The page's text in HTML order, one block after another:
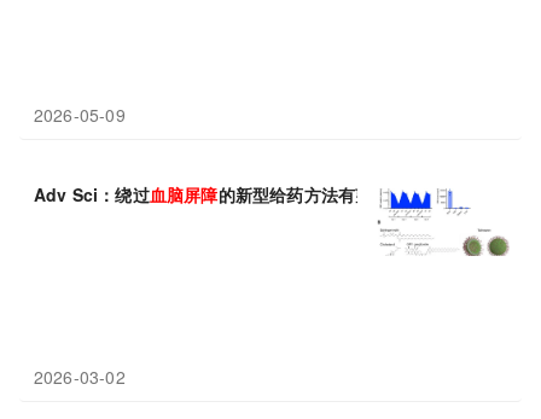
2026-05-09
Adv Sci：绕过血脑屏障的新型给药方法有望治疗ALS症状
2026-03-02